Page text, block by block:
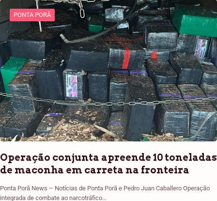
PONTA PORÃ
Operação conjunta apreende 10 toneladas
de maconha em carreta na fronteira
Ponta Porã News – Notícias de Ponta Porã e Pedro Juan Caballero Operação
integrada de combate ao narcotráfico…